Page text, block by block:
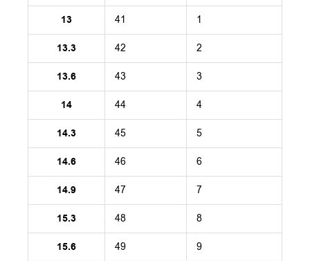
13 41 1
13.3 42 2
13.6 43 3
14 44 4
14.3 45 5
14.6 46 6
14.9 47 7
15.3 48 8
15.6 49 9